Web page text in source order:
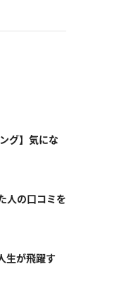
グ】気にな
人の口コミを
生が飛躍す